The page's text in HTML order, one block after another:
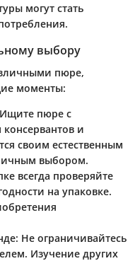
могут стать
выбору
пюре,
моменты:
Ищите пюре с
и
своим естественным
выбором.
всегда проверяйте
на упаковке.
Не ограничивайтесь
Изучение других